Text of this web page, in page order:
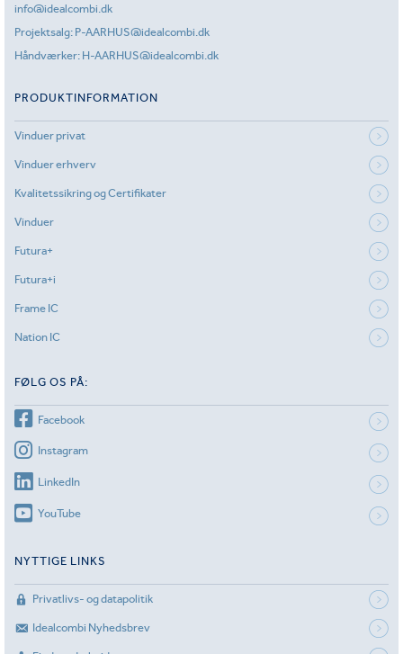
info@idealcombi.dk
Projektsalg: P-AARHUS@idealcombi.dk
Håndværker: H-AARHUS@idealcombi.dk
PRODUKTINFORMATION
Vinduer privat
Vinduer erhverv
Kvalitetssikring og Certifikater
Vinduer
Futura+
Futura+i
Frame IC
Nation IC
FØLG OS PÅ:
Facebook
Instagram
LinkedIn
YouTube
NYTTIGE LINKS
Privatlivs- og datapolitik
Idealcombi Nyhedsbrev